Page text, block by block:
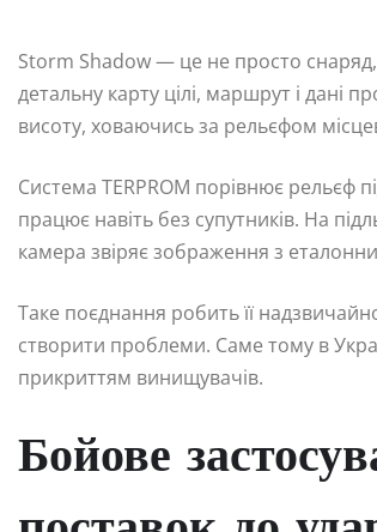
Storm Shadow — це не просто
детальну карту цілі, маршрут і дані
висоту, ховаючись за рельєфом
Система TERPROM порівнює рельєф
працює навіть без супутників. На
камера звіряє зображення з
Таке поєднання робить її
створити проблеми. Саме тому в
прикриттям винищувачів.
Бойове